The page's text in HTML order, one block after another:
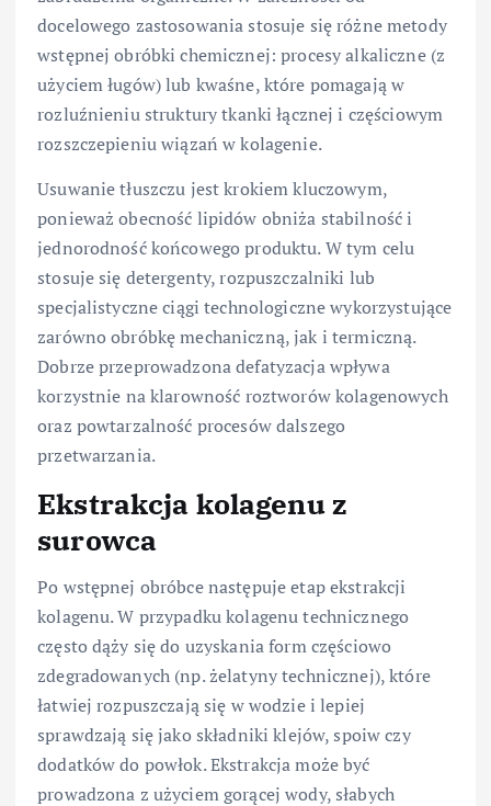
docelowego zastosowania stosuje się różne metody
wstępnej obróbki chemicznej: procesy alkaliczne (z
użyciem ługów) lub kwaśne, które pomagają w
rozluźnieniu struktury tkanki łącznej i częściowym
rozszczepieniu wiązań w kolagenie.
Usuwanie tłuszczu jest krokiem kluczowym,
ponieważ obecność lipidów obniża stabilność i
jednorodność końcowego produktu. W tym celu
stosuje się detergenty, rozpuszczalniki lub
specjalistyczne ciągi technologiczne wykorzystujące
zarówno obróbkę mechaniczną, jak i termiczną.
Dobrze przeprowadzona defatyzacja wpływa
korzystnie na klarowność roztworów kolagenowych
oraz powtarzalność procesów dalszego
przetwarzania.
Ekstrakcja kolagenu z
surowca
Po wstępnej obróbce następuje etap ekstrakcji
kolagenu. W przypadku kolagenu technicznego
często dąży się do uzyskania form częściowo
zdegradowanych (np. żelatyny technicznej), które
łatwiej rozpuszczają się w wodzie i lepiej
sprawdzają się jako składniki klejów, spoiw czy
dodatków do powłok. Ekstrakcja może być
prowadzona z użyciem gorącej wody, słabych